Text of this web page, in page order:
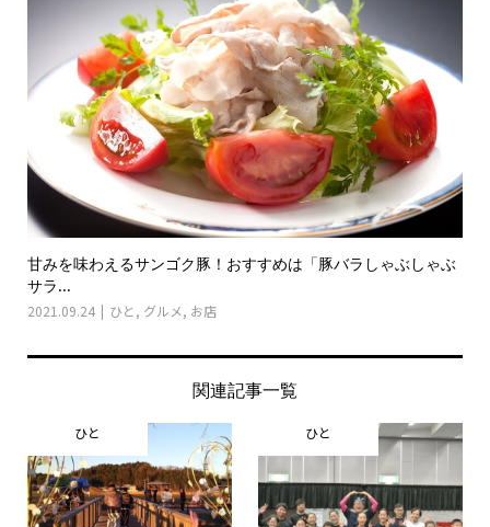
甘みを味わえるサンゴク豚！おすすめは「豚バラしゃぶしゃぶ
サラ...
2021.09.24 ひと , グルメ, お店
関連記事一覧
ひと ひと